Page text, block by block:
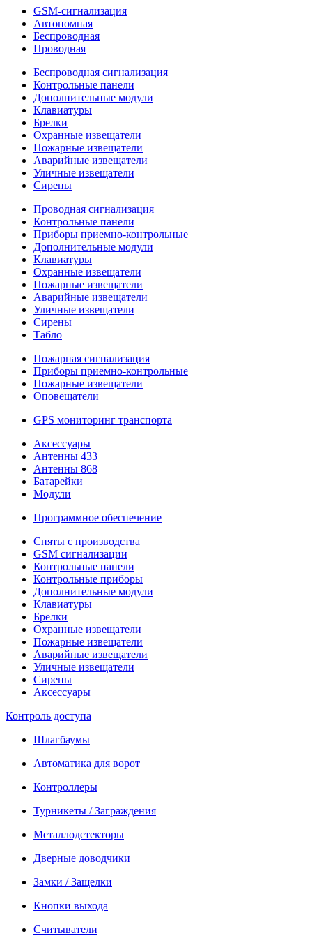
GSM-сигнализация
Автономная
Беспроводная
Проводная
Беспроводная сигнализация
Контрольные панели
Дополнительные модули
Клавиатуры
Брелки
Охранные извещатели
Пожарные извещатели
Аварийные извещатели
Уличные извещатели
Сирены
Проводная сигнализация
Контрольные панели
Приборы приемно-контрольные
Дополнительные модули
Клавиатуры
Охранные извещатели
Пожарные извещатели
Аварийные извещатели
Уличные извещатели
Сирены
Табло
Пожарная сигнализация
Приборы приемно-контрольные
Пожарные извещатели
Оповещатели
GPS мониторинг транспорта
Аксессуары
Антенны 433
Антенны 868
Батарейки
Модули
Программное обеспечение
Сняты с производства
GSM сигнализации
Контрольные панели
Контрольные приборы
Дополнительные модули
Клавиатуры
Брелки
Охранные извещатели
Пожарные извещатели
Аварийные извещатели
Уличные извещатели
Сирены
Аксессуары
Контроль доступа
Шлагбаумы
Автоматика для ворот
Контроллеры
Турникеты / Заграждения
Металлодетекторы
Дверные доводчики
Замки / Защелки
Кнопки выхода
Считыватели